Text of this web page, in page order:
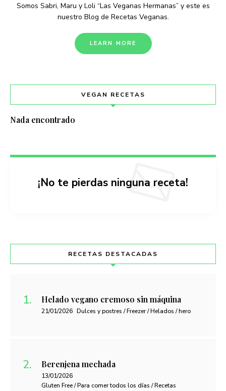
Somos Sabri, Maru y Loli “Las Veganas Hermanas” y este es
nuestro Blog de Recetas Veganas.
LEARN MORE
VEGAN RECETAS
Nada encontrado
¡No te pierdas ninguna receta!
RECETAS DESTACADAS
Helado vegano cremoso sin máquina
21/01/2026 Dulces y postres / Freezer / Helados / hero
Berenjena mechada
13/01/2026
Gluten Free / Para comer todos los días / Recetas